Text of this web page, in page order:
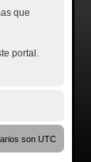
que
portal.
sonUTC